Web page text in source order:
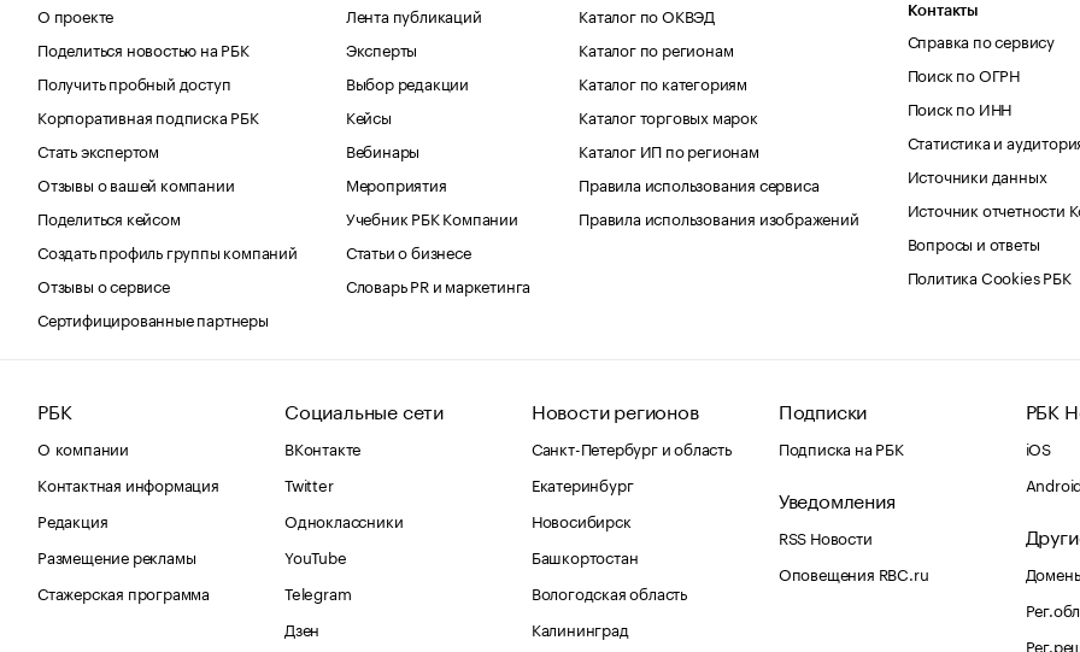
О проекте
Поделиться новостью на РБК
Получить пробный доступ
Корпоративная подписка РБК
Стать экспертом
Отзывы о вашей компании
Поделиться кейсом
Создать профиль группы компаний
Отзывы о сервисе
Сертифицированные партнеры
Лента публикаций
Эксперты
Выбор редакции
Кейсы
Вебинары
Мероприятия
Учебник РБК Компании
Статьи о бизнесе
Словарь PR и маркетинга
Каталог по ОКВЭД
Каталог по регионам
Каталог по категориям
Каталог торговых марок
Каталог ИП по регионам
Правила использования сервиса
Правила использования изображений
Контакты
Справка по сервису
Поиск по ОГРН
Поиск по ИНН
Статистика и
Источники данных
Источник отчетности
Вопросы и ответы
Политика Cookies РБК
РБК
О компании
Контактная информация
Редакция
Размещение рекламы
Стажерская программа
Социальные сети
ВКонтакте
Twitter
Одноклассники
YouTube
Telegram
Дзен
Новости регионов
Санкт-Петербург и область
Екатеринбург
Новосибирск
Башкортостан
Вологодская область
Калининград
Подписки
Подписка на РБК
Уведомления
RSS Новости
Оповещения RBC.ru
РБК
iOS